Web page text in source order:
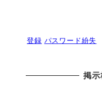
登録 パスワード紛失
掲